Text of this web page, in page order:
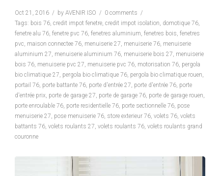
Oct 21, 2016 by AVENIR ISO
0 comments
Tags: bois 76, credit impot fenetre, credit impot isolation, domotique 76,
fenetre alu 76, fenetre pvc 76, fenetres aluminium, fenetres bois, fenetres
pvc, maison connectee 76, menuiserie 27, menuiserie 76, menuiserie
aluminium 27, menuiserie aluminium 76, menuiserie bois 27, menuiserie
bois 76, menuiserie pvc 27, menuiserie pvc 76, motorisation 76, pergola
bio climatique 27, pergola bio climatique 76, pergola bio climatique rouen,
portail 76, porte battante 76, porte d'entrée 27, porte d'entrée 76, porte
d'entrée prix, porte de garage 27, porte de garage 76, porte de garage rouen,
porte enroulable 76, porte residentielle 76, porte sectionnelle 76, pose
menuiserie 27, pose menuiserie 76, store exterieur 76, volets 76, volets
battants 76, volets roulants 27, volets roulants 76, volets roulants grand
couronne